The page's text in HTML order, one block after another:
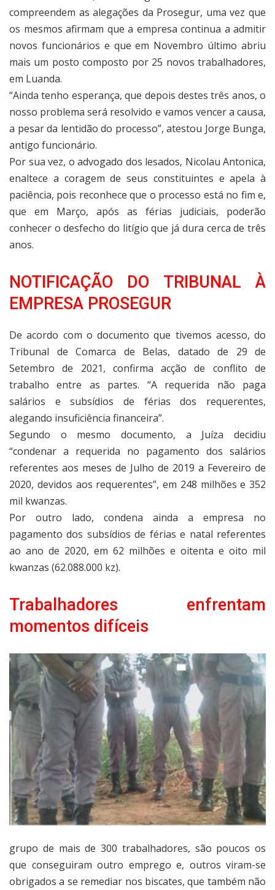
compreendem as alegações da Prosegur, uma vez que
os mesmos afirmam que a empresa continua a admitir
novos funcionários e que em Novembro último abriu
mais um posto composto por 25 novos trabalhadores,
em Luanda.
“Ainda tenho esperança, que depois destes três anos, o
nosso problema será resolvido e vamos vencer a causa,
a pesar da lentidão do processo”, atestou Jorge Bunga,
antigo funcionário.
Por sua vez, o advogado dos lesados, Nicolau Antonica,
enaltece a coragem de seus constituintes e apela à
paciência, pois reconhece que o processo está no fim e,
que em Março, após as férias judiciais, poderão
conhecer o desfecho do litígio que já dura cerca de três
anos.
NOTIFICAÇÃO DO TRIBUNAL À
EMPRESA PROSEGUR
De acordo com o documento que tivemos acesso, do
Tribunal de Comarca de Belas, datado de 29 de
Setembro de 2021, confirma acção de conflito de
trabalho entre as partes. “A requerida não paga
salários e subsídios de férias dos requerentes,
alegando insuficiência financeira”.
Segundo o mesmo documento, a Juíza decidiu
“condenar a requerida no pagamento dos salários
referentes aos meses de Julho de 2019 a Fevereiro de
2020, devidos aos requerentes”, em 248 milhões e 352
mil kwanzas.
Por outro lado, condena ainda a empresa no
pagamento dos subsídios de férias e natal referentes
ao ano de 2020, em 62 milhões e oitenta e oito mil
kwanzas (62.088.000 kz).
Trabalhadores enfrentam
momentos difíceis
grupo de mais de 300 trabalhadores, são poucos os
que conseguiram outro emprego e, outros viram-se
obrigados a se remediar nos biscates, que também não